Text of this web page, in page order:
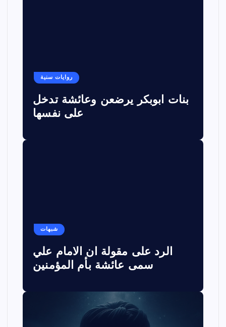
روايات سنية
بنات ابوبكر يرضعن وعائشة تدخل
على نفسها
شبهات
الرد على مقولة ان الامام علي
سمى عائشة بأم المؤمنين